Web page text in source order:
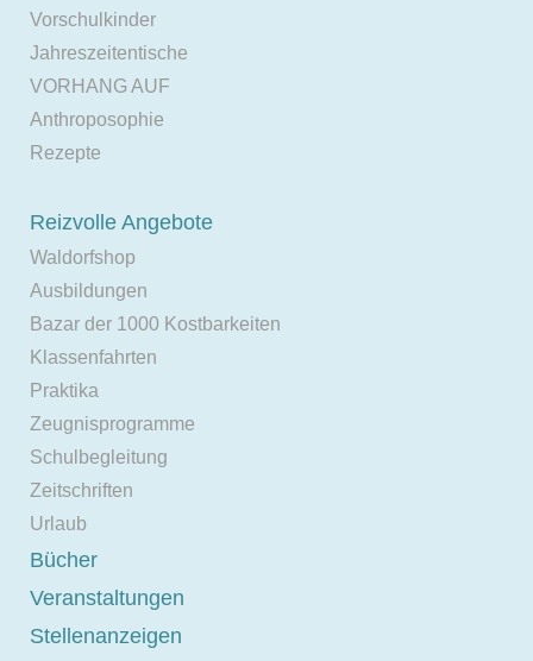
Vorschulkinder
Jahreszeitentische
VORHANG AUF
Anthroposophie
Rezepte
Reizvolle Angebote
Waldorfshop
Ausbildungen
Bazar der 1000 Kostbarkeiten
Klassenfahrten
Praktika
Zeugnisprogramme
Schulbegleitung
Zeitschriften
Urlaub
Bücher
Veranstaltungen
Stellenanzeigen